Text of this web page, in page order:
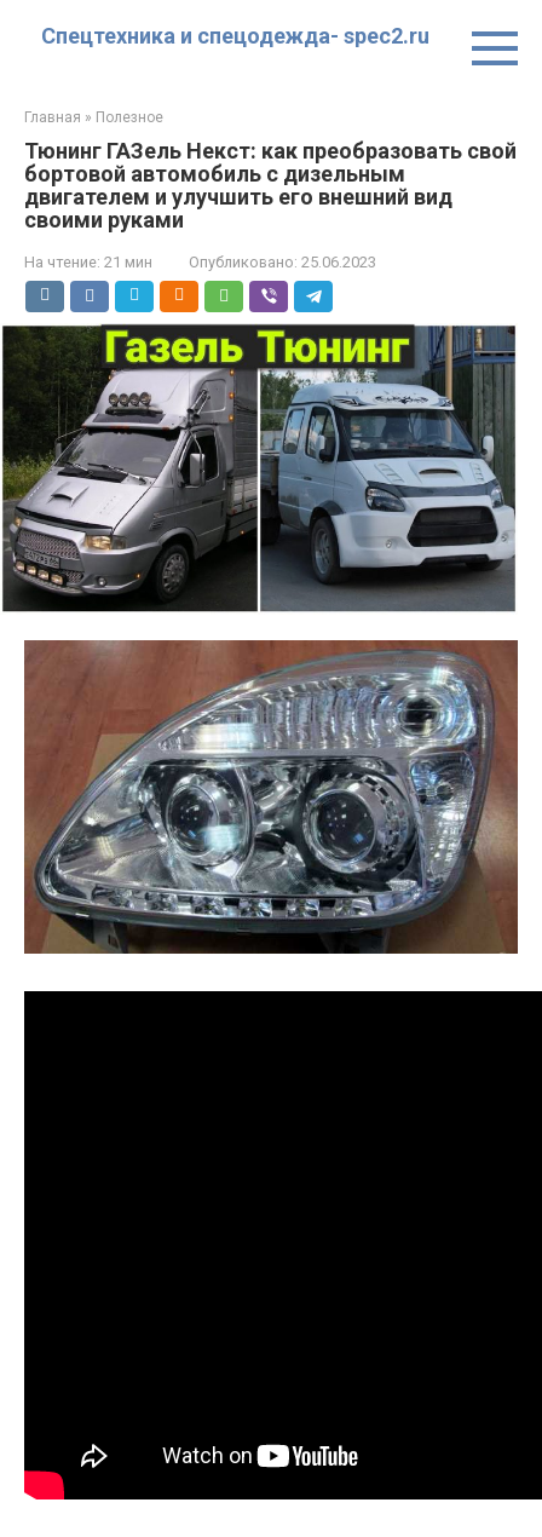
Спецтехника и спецодежда- spec2.ru
Главная » Полезное
Тюнинг ГАЗель Некст: как преобразовать свой
бортовой автомобиль с дизельным
двигателем и улучшить его внешний вид
своими руками
На чтение: 21 мин Опубликовано: 25.06.2023